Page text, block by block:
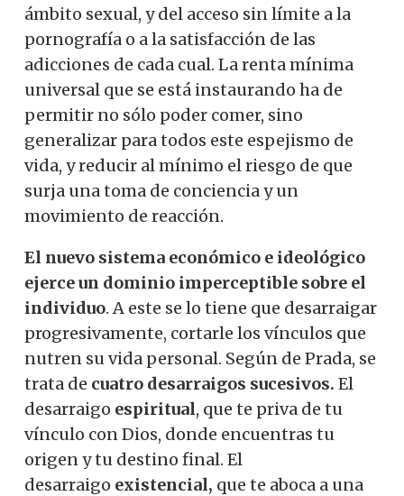
ámbito sexual, y del acceso sin límite a la
pornografía o a la satisfacción de las
adicciones de cada cual. La renta mínima
universal que se está instaurando ha de
permitir no sólo poder comer, sino
generalizar para todos este espejismo de
vida, y reducir al mínimo el riesgo de que
surja una toma de conciencia y un
movimiento de reacción.
El nuevo sistema económico e ideológico
ejerce un dominio imperceptible sobre el
individuo. A este se lo tiene que desarraigar
progresivamente, cortarle los vínculos que
nutren su vida personal. Según de Prada, se
trata de cuatro desarraigos sucesivos. El
desarraigo espiritual, que te priva de tu
vínculo con Dios, donde encuentras tu
origen y tu destino final. El
desarraigo existencial, que te aboca a una